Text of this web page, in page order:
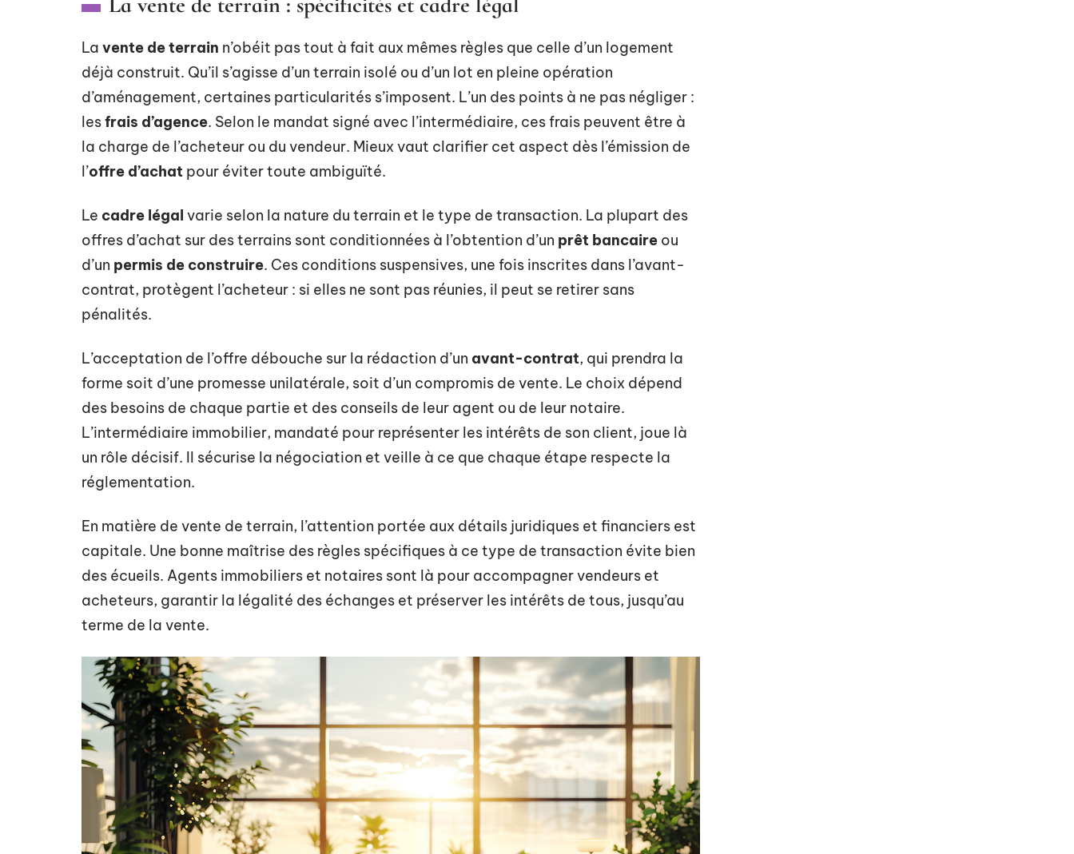
La vente de terrain n’obéit pas tout à fait aux mêmes règles que celle d’un logement
déjà construit. Qu’il s’agisse d’un terrain isolé ou d’un lot en pleine opération
d’aménagement, certaines particularités s’imposent. L’un des points à ne pas négliger :
lesfrais d’agence. Selon le mandat signé avec l’intermédiaire, ces frais peuvent être à
la charge de l’acheteur ou du vendeur. Mieux vaut clarifier cet aspect dès l’émission de
l’offre d’achat pour éviter toute ambiguïté.
Le cadre légal varie selon la nature du terrain et le type de transaction. La plupart des
offres d’achat sur des terrains sont conditionnées à l’obtention d’un prêt bancaire ou
d’un permis de construire. Ces conditions suspensives, une fois inscrites dans l’avant-
contrat, protègent l’acheteur : si elles ne sont pas réunies, il peut se retirer sans
pénalités.
L’acceptation de l’offre débouche sur la rédaction d’un avant-contrat, qui prendra la
forme soit d’une promesse unilatérale, soit d’un compromis de vente. Le choix dépend
des besoins de chaque partie et des conseils de leur agent ou de leur notaire.
L’intermédiaire immobilier, mandaté pour représenter les intérêts de son client, joue là
un rôle décisif. Il sécurise la négociation et veille à ce que chaque étape respecte la
réglementation.
En matière de vente de terrain, l’attention portée aux détails juridiques et financiers est
capitale. Une bonne maîtrise des règles spécifiques à ce type de transaction évite bien
des écueils. Agents immobiliers et notaires sont là pour accompagner vendeurs et
acheteurs, garantir la légalité des échanges et préserver les intérêts de tous, jusqu’au
terme de la vente.